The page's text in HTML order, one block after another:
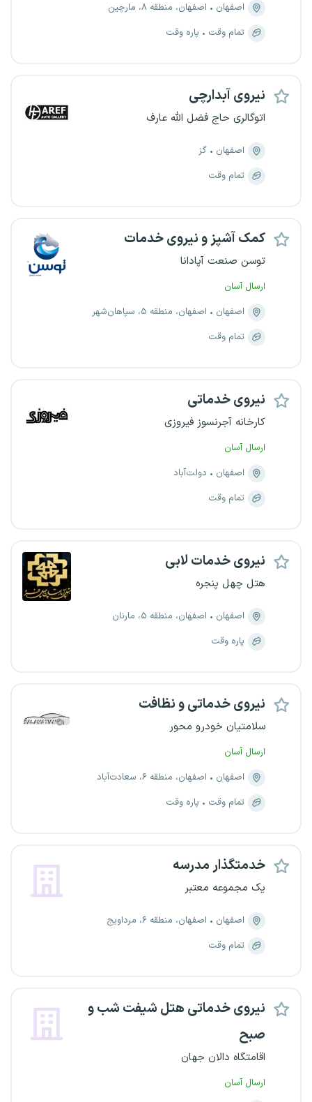
اصفهان
اصفهان، منطقه ۸، مارچین
تمام وقت
پاره وقت
نیروی آبدارچی
اتوگالری حاج فضل الله عارف
اصفهان
گز
تمام وقت
کمک آشپز و نیروی خدمات
توسن صنعت آپادانا
ارسال آسان
اصفهان
اصفهان، منطقه ۵، سپاهان‌شهر
تمام وقت
نیروی خدماتی
کارخانه آجرنسوز فیروزی
ارسال آسان
اصفهان
دولت‌آباد
تمام وقت
نیروی خدمات لابی
هتل چهل پنجره
اصفهان
اصفهان، منطقه ۵، مارنان
پاره وقت
نیروی خدماتی و نظافت
سلامتیان خودرو محور
ارسال آسان
اصفهان
اصفهان، منطقه ۶، سعادت‌آباد
تمام وقت
پاره وقت
خدمتگذار مدرسه
یک مجموعه معتبر
اصفهان
اصفهان، منطقه ۶، مرداویج
تمام وقت
نیروی خدماتی هتل شیفت شب و
صبح
اقامتگاه دالان جهان
ارسال آسان